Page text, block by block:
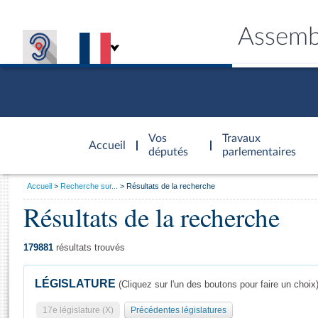
Accueil
d'accueil
Vos
députés
Travaux
parlementaires
Général
Vous
Accueil Recherche sur... Résultats de la recherche
Résultats de la recherche
179881 résultats trouvés
LÉGISLATURE (Cliquez sur l'un des boutons pour faire un choix)
17e législature (X) Précédentes législatures